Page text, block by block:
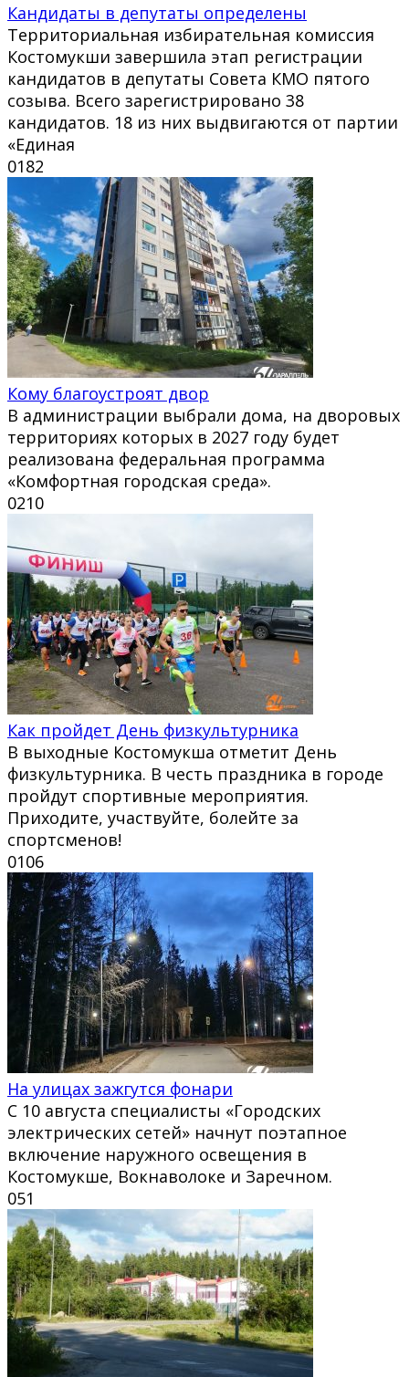
Кандидаты в депутаты определены
Территориальная избирательная комиссия
Костомукши завершила этап регистрации
кандидатов в депутаты Совета КМО пятого
созыва. Всего зарегистрировано 38
кандидатов. 18 из них выдвигаются от партии
«Единая
0182
Кому благоустроят двор
В администрации выбрали дома, на дворовых
территориях которых в 2027 году будет
реализована федеральная программа
«Комфортная городская среда».
0210
Как пройдет День физкультурника
В выходные Костомукша отметит День
физкультурника. В честь праздника в городе
пройдут спортивные мероприятия.
Приходите, участвуйте, болейте за
спортсменов!
0106
На улицах зажгутся фонари
С 10 августа специалисты «Городских
электрических сетей» начнут поэтапное
включение наружного освещения в
Костомукше, Вокнаволоке и Заречном.
051